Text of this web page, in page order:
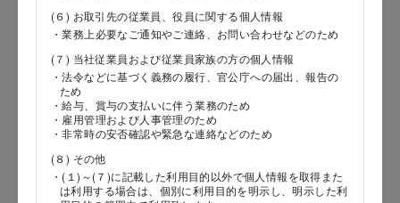
(６) お取引先の従業員、役員に関する個人情報
・業務上必要なご通知やご連絡、お問い合わせなどのため
(７) 当社従業員および従業員家族の方の個人情報
・法令などに基づく義務の履行、官公庁への届出、報告の
ため
・給与、賞与の支払いに伴う業務のため
・雇用管理および人事管理のため
・非常時の安否確認や緊急な連絡などのため
(８) その他
・(１)～(７)に記載した利用目的以外で個人情報を取得また
は利用する場合は、個別に利用目的を明示し、明示した利